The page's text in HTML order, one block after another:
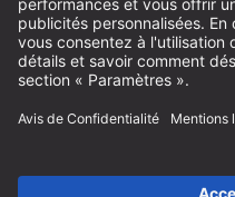
Conditions Générales
Protection des Données
Paramètres des Cookies
TVA incl. / frais de port en sus